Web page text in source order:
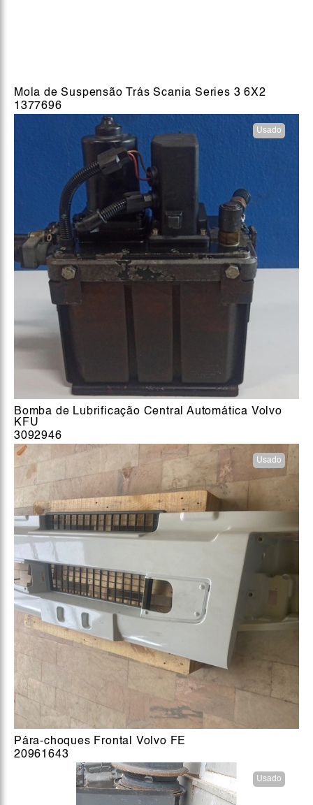
Mola de Suspensão Trás Scania Series 3 6X2
1377696
Usado
Bomba de Lubrificação Central Automática Volvo
KFU
3092946
Usado
Pára-choques Frontal Volvo FE
20961643
Usado